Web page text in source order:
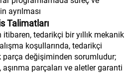
ayrılması
Talimatları
tedarikçi bir yıllık mekanik
koşullarında, tedarikçi
parça değişiminden sorumludur;
parçaları ve aletler garanti